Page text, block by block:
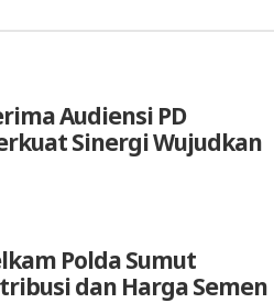
Audiensi PD
Sinergi Wujudkan
Polda Sumut
dan Harga Semen